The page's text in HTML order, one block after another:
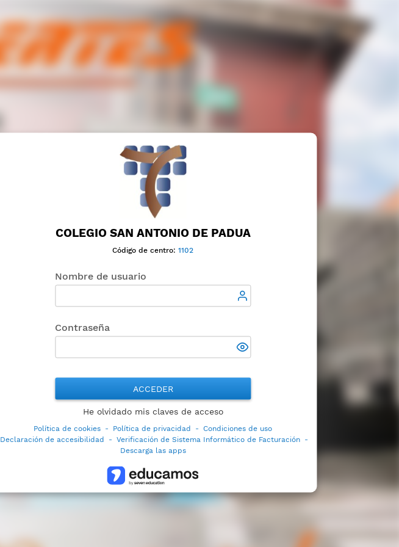
COLEGIO SAN ANTONIO DE PADUA
Código de centro:1102
Nombre de usuario
Contraseña
ACCEDER
He olvidado mis claves de acceso
Política de cookies - Política de privacidad - Condiciones de uso
Declaración de accesibilidad
- Verificación de Sistema Informático de Facturación -
Descarga las apps